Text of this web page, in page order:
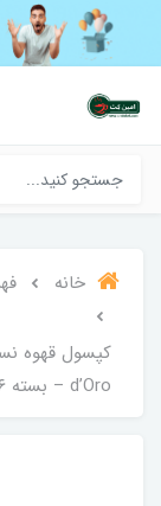
خانه
d’Oro – بسته ۱۶ عددی